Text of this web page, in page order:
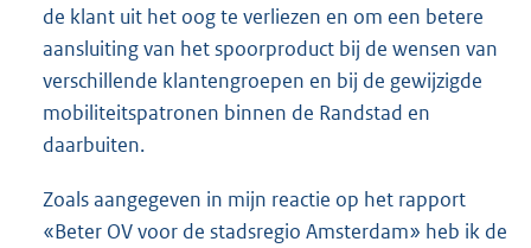
de klant uit het oog te verliezen en om een betere
aansluiting van het spoorproduct bij de wensen van
verschillende klantengroepen en bij de gewijzigde
mobiliteitspatronen binnen de Randstad en
daarbuiten.
Zoals aangegeven in mijn reactie op het rapport
«Beter OV voor de stadsregio Amsterdam» heb ik de